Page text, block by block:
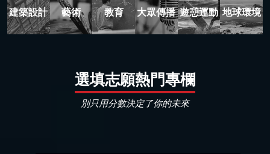
建築設計 藝術 教育 大眾傳播 遊憩運動 地球環境
選填志願熱門專欄
別只用分數決定了你的未來